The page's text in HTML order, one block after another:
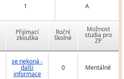
1 A
Přijímací
zkouška
Roční
školné
Možnost
studia pro
ZP
se nekoná -
další
informace
0 Mentálně